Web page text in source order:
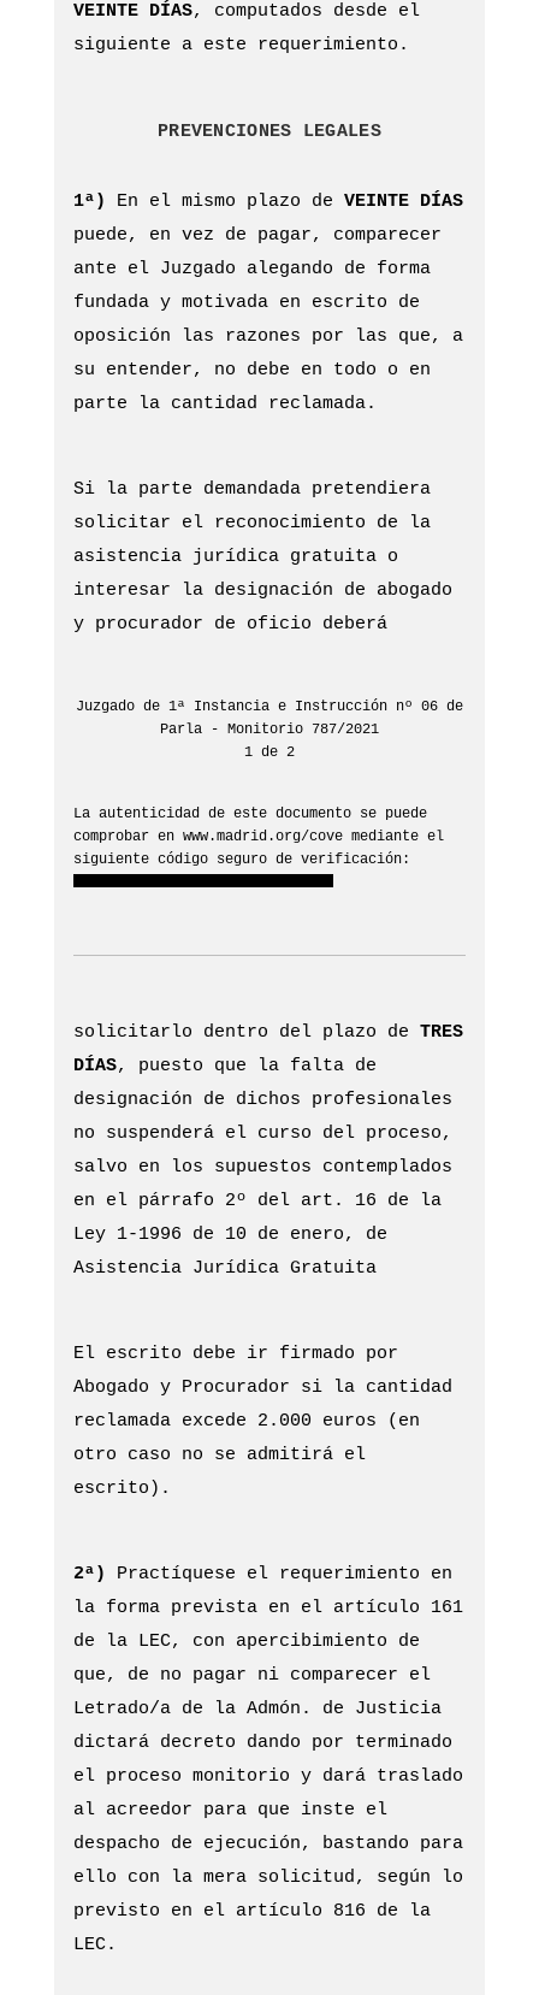
VEINTE DÍAS, computados desde el
siguiente a este requerimiento.
PREVENCIONES LEGALES
1ª) En el mismo plazo de VEINTE DÍAS
puede, en vez de pagar, comparecer
ante el Juzgado alegando de forma
fundada y motivada en escrito de
oposición las razones por las que, a
su entender, no debe en todo o en
parte la cantidad reclamada.
Si la parte demandada pretendiera
solicitar el reconocimiento de la
asistencia jurídica gratuita o
interesar la designación de abogado
y procurador de oficio deberá
Juzgado de 1ª Instancia e Instrucción nº 06 de
Parla - Monitorio 787/2021
1 de 2
La autenticidad de este documento se puede
comprobar en www.madrid.org/cove mediante el
siguiente código seguro de verificación:
solicitarlo dentro del plazo de TRES
DÍAS, puesto que la falta de
designación de dichos profesionales
no suspenderá el curso del proceso,
salvo en los supuestos contemplados
en el párrafo 2º del art. 16 de la
Ley 1-1996 de 10 de enero, de
Asistencia Jurídica Gratuita
El escrito debe ir firmado por
Abogado y Procurador si la cantidad
reclamada excede 2.000 euros (en
otro caso no se admitirá el
escrito).
2ª)
Practíquese el requerimiento en
la forma prevista en el artículo 161
de la LEC, con apercibimiento de
que, de no pagar ni comparecer el
Letrado/a de la Admón. de Justicia
dictará decreto dando por terminado
el proceso monitorio y dará traslado
al acreedor para que inste el
despacho de ejecución, bastando para
ello con la mera solicitud, según lo
previsto en el artículo 816 de la
LEC.